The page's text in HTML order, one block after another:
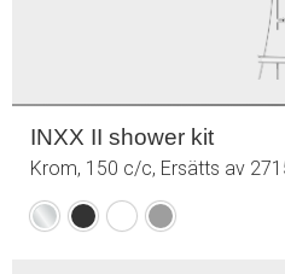
INXX II shower kit
Krom, 150 c/c, Ersätts av
KromMattsvart
MattvitMattgrå